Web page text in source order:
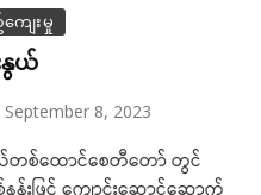
ျေးမှု
နွယ်
September 8, 2023
တစ်ထောင်စေတီတော် တွင်